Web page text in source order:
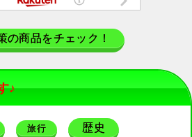
の商品をチェック！
♪
旅行 歴史